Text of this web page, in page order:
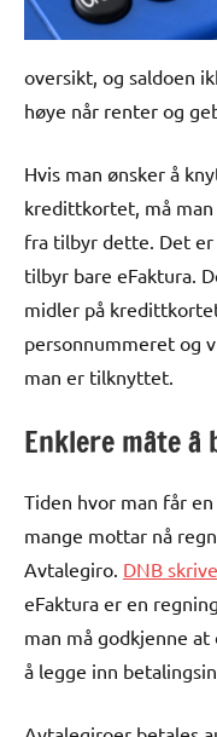
oversikt, og saldoen
høye når renter og
Hvis man ønsker å
kredittkortet, må
fra tilbyr dette. Det er
tilbyr bare eFaktura.
midler på
personnummeret og
man er tilknyttet.
Enklere måte å
Tiden hvor man får
mange mottar nå
Avtalegiro. DNB
eFaktura er en
man må godkjenne
å legge inn